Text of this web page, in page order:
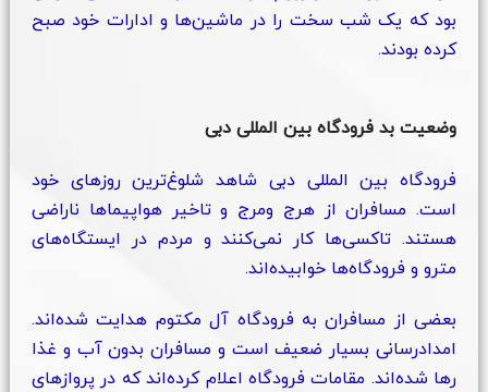
بود که یک شب سخت را در ماشین‌ها و ادارات خود صبح
کرده بودند.
وضعیت بد فرودگاه بین المللی دبی
فرودگاه بین المللیدبی شاهد شلوغ‌ترین روزهای خود
است. مسافران از هرج ومرج و تاخیر هواپیماها ناراضی
هستند. تاکسی‌ها کار نمی‌کنند و مردم در ایستگاه‌های
مترو و فرودگاه‌ها خوابیده‌اند.
بعضی از مسافران به فرودگاه آل مکتوم هدایت شده‌اند.
امدادرسانی بسیار ضعیف است و مسافران بدون آب و غذا
رها شده‌اند. مقامات فرودگاه اعلام کرده‌اند که در پروازهای